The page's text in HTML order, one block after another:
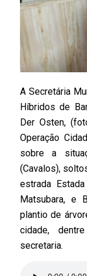
A Secretária
Híbridos de
Der Osten,
Operação
sobre a
(Cavalos),
estrada
Matsubara, e
plantio de
cidade,
secretaria.